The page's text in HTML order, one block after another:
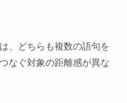
、どちらも複数の語句を
なぐ対象の距離感が異な